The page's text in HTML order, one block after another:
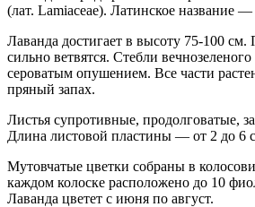
(лат. Lamiaceae). Латинское название
Лаванда достигает в высоту 75-100 см.
сильно ветвятся. Стебли
сероватым опушением. Все части
пряный запах.
Листья супротивные, продолговатые,
Длина листовой пластины — от 2 до 6
Мутовчатые цветки собраны в
каждом колоске расположено до 10
Лаванда цветет с июня по август.